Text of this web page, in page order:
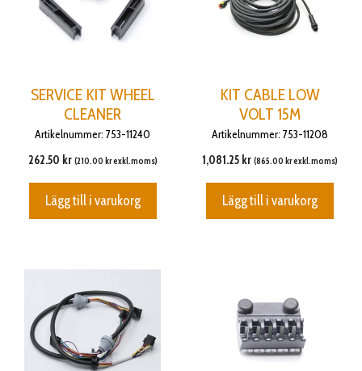
SERVICE KIT WHEEL
CLEANER
Artikelnummer: 753-11240
262.50 kr (210.00 krexkl.moms)
Lägg till i varukorg
KIT CABLE LOW
VOLT 15M
Artikelnummer: 753-11208
1,081.25 kr (865.00 krexkl.moms)
Lägg till i varukorg